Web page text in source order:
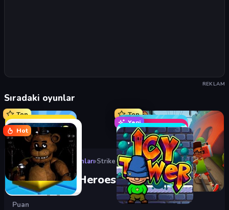
REKLAM
Sıradaki oyunlar
Top
Top
Yeni
Hot
Oyunlar›Aksiyon Oyunları›Strike Force Heroes 2
Strike Force Heroes 2
Puan